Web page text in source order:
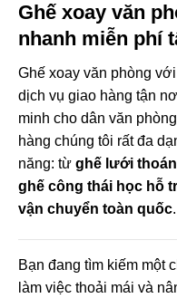
Ghế xoay văn
nhanh miễn phí
Ghế xoay văn phòng
dịch vụ giao hàng tận
minh cho dân văn
hàng chúng tôi rất đa
năng: từ ghế lưới
ghế công thái học hỗ
vận chuyển toàn quốc.
Bạn đang tìm kiếm một
làm việc thoải mái và